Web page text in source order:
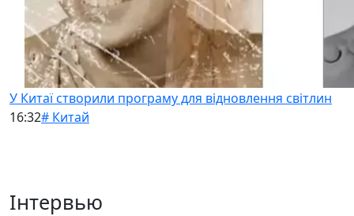
У Китаї створили програму для відновлення світлин
16:32# Китай
Інтервью